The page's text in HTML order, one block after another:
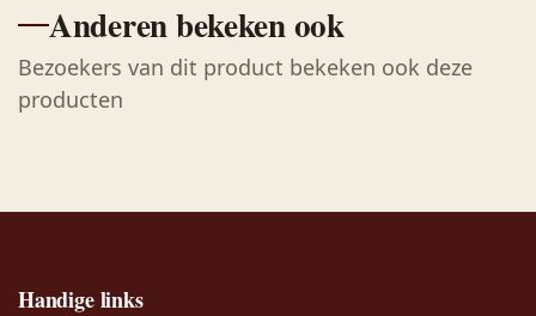
Anderen bekeken ook
Bezoekers van dit product bekeken ook deze
producten
Handige links